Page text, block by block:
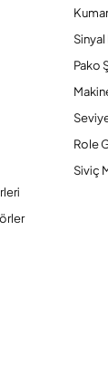
Sinyal
Pako
Role
Siviç